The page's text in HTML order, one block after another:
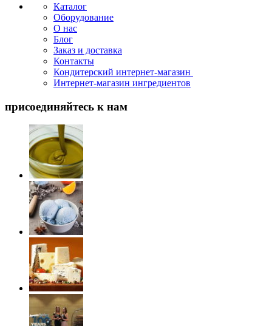
Каталог
Оборудование
О нас
Блог
Заказ и доставка
Контакты
Кондитерский интернет-магазин
Интернет-магазин ингредиентов
присоединяйтесь к нам